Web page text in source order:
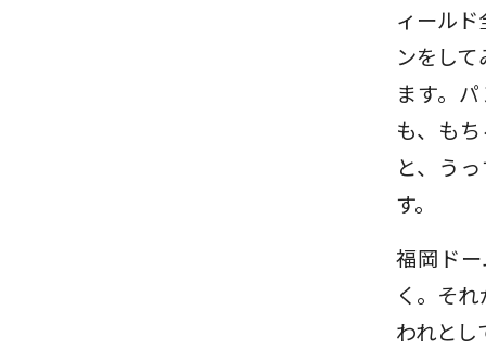
ィール
ンをし
ます。
も、も
と、う
す。
福岡ド
く。そ
われと